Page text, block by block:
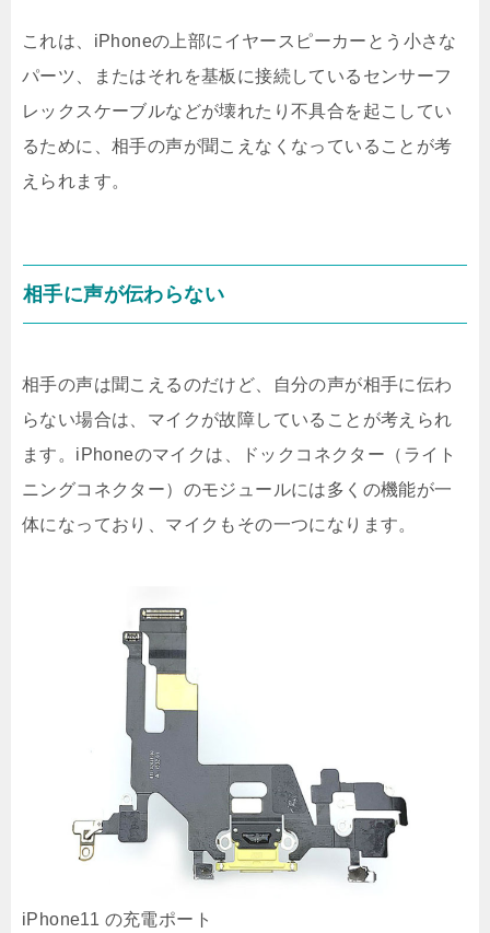
これは、iPhoneの上部にイヤースピーカーとう小さな
パーツ、またはそれを基板に接続しているセンサーフ
レックスケーブルなどが壊れたり不具合を起こしてい
るために、相手の声が聞こえなくなっていることが考
えられます。
相手に声が伝わらない
相手の声は聞こえるのだけど、自分の声が相手に伝わ
らない場合は、マイクが故障していることが考えられ
ます。iPhoneのマイクは、ドックコネクター（ライト
ニングコネクター）のモジュールには多くの機能が一
体になっており、マイクもその一つになります。
iPhone11 の充電ポート